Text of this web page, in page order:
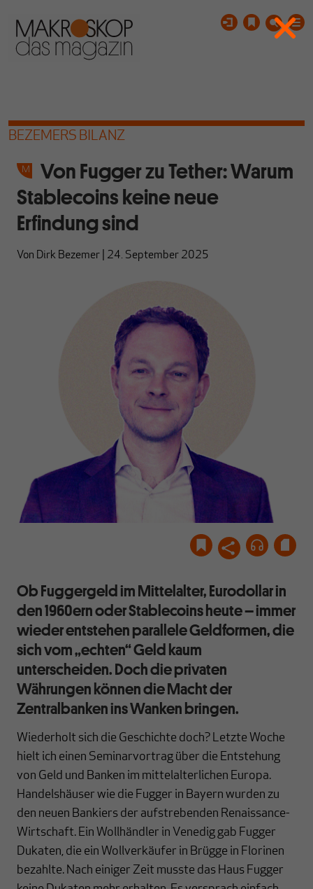
BEZEMERS BILANZ
Von Fugger zu Tether: Warum
Stablecoins keine neue
Erfindung sind
Von Dirk Bezemer 24. September 2025
Ob Fuggergeld im Mittelalter, Eurodollar in
den 1960ern oder Stablecoins heute – immer
wieder entstehen parallele Geldformen, die
sich vom „echten“ Geld kaum
unterscheiden. Doch die privaten
Währungen können die Macht der
Zentralbanken ins Wanken bringen.
Wiederholt sich die Geschichte doch? Letzte Woche
hielt ich einen Seminarvortrag über die Entstehung
von Geld und Banken im mittelalterlichen Europa.
Handelshäuser wie die Fugger in Bayern wurden zu
den neuen Bankiers der aufstrebenden Renaissance-
Wirtschaft. Ein Wollhändler in Venedig gab Fugger
Dukaten, die ein Wollverkäufer in Brügge in Florinen
bezahlte. Nach einiger Zeit musste das Haus Fugger